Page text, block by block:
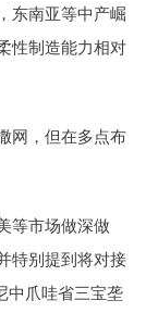
东南亚等中产崛
性制造能力相对
，但在多点布
市场做深做
特别提到将对接
中爪哇省三宝垄